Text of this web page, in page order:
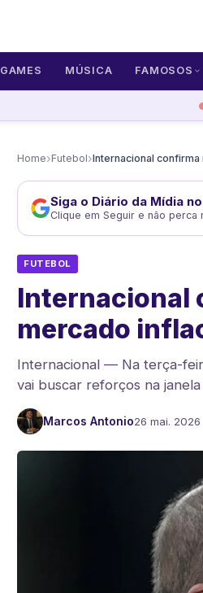
GAMES MÚSICA FAMOSOS
Home›Futebol›
Siga o Diário da Mídia
Clique em Seguir e não perca
FUTEBOL
Internacional
mercado
Internacional — Na terça-
vai buscar reforços na
Marcos Antonio26 mai. 2026